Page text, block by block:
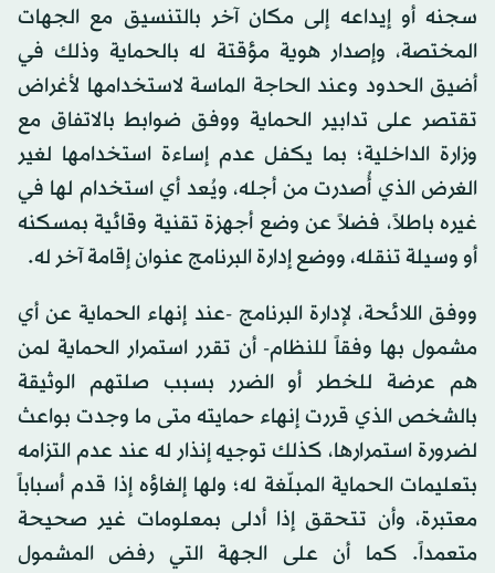
سجنه أو إيداعه إلى مكان آخر بالتنسيق مع الجهات
المختصة، وإصدار هوية مؤقتة له بالحماية وذلك في
أضيق الحدود وعند الحاجة الماسة لاستخدامها لأغراض
تقتصر على تدابير الحماية ووفق ضوابط بالاتفاق مع
وزارة الداخلية؛ بما يكفل عدم إساءة استخدامها لغير
الغرض الذي أُصدرت من أجله، ويُعد أي استخدام لها في
غيره باطلاً، فضلاً عن وضع أجهزة تقنية وقائية بمسكنه
أو وسيلة تنقله، ووضع إدارة البرنامج عنوان إقامة آخر له.
ووفق اللائحة، لإدارة البرنامج -عند إنهاء الحماية عن أي
مشمول بها وفقاً للنظام- أن تقرر استمرار الحماية لمن
هم عرضة للخطر أو الضرر بسبب صلتهم الوثيقة
بالشخص الذي قررت إنهاء حمايته متى ما وجدت بواعث
لضرورة استمرارها، كذلك توجيه إنذار له عند عدم التزامه
بتعليمات الحماية المبلّغة له؛ ولها إلغاؤه إذا قدم أسباباً
معتبرة، وأن تتحقق إذا أدلى بمعلومات غير صحيحة
متعمداً. كما أن على الجهة التي رفض المشمول